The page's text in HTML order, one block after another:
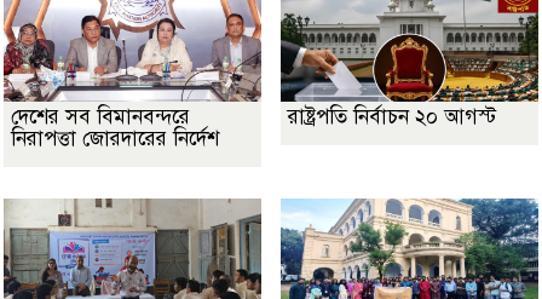
দেশের সব বিমানবন্দরে
নিরাপত্তা জোরদারের নির্দেশ
রাষ্ট্রপতি নির্বাচন ২০ আগস্ট